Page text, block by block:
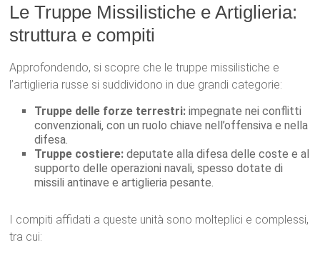
Le Truppe Missilistiche e Artiglieria:
struttura e compiti
Approfondendo, si scopre che le truppe missilistiche e
l’artiglieria russe si suddividono in due grandi categorie:
Truppe delle forze terrestri: impegnate nei conflitti
convenzionali, con un ruolo chiave nell’offensiva e nella
difesa.
Truppe costiere: deputate alla difesa delle coste e al
supporto delle operazioni navali, spesso dotate di
missili antinave e artiglieria pesante.
I compiti affidati a queste unità sono molteplici e complessi,
tra cui: